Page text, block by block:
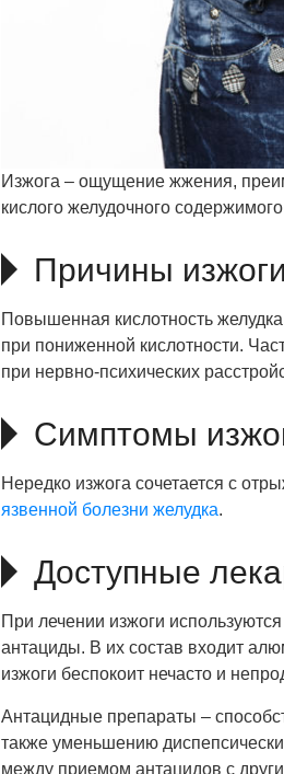
Изжога – ощущение жжения,
кислого желудочного
Причины изжоги
Повышенная кислотность
при пониженной кислотности.
при нервно-психических
Симптомы
Нередко изжога сочетается с
язвенной болезни желудка.
Доступные
При лечении изжоги
антациды. В их состав входит
изжоги беспокоит нечасто и
Антацидные препараты –
также уменьшению
между приемом антацидов с